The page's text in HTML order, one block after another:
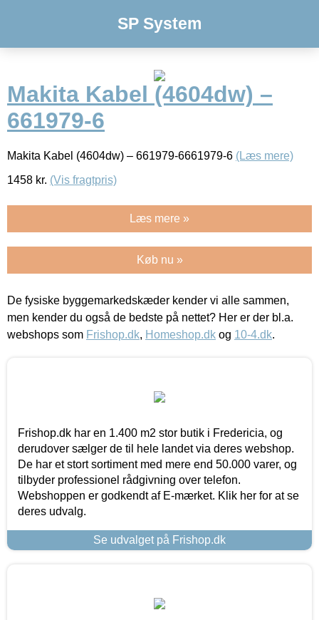
SP System
Makita Kabel (4604dw) –
661979-6
Makita Kabel (4604dw) – 661979-6661979-6 (Læs mere)
1458 kr. (Vis fragtpris)
Læs mere »
Køb nu »
De fysiske byggemarkedskæder kender vi alle sammen,
men kender du også de bedste på nettet? Her er der bl.a.
webshops som Frishop.dk, Homeshop.dk og 10-4.dk.
Frishop.dk har en 1.400 m2 stor butik i Fredericia, og
derudover sælger de til hele landet via deres webshop.
De har et stort sortiment med mere end 50.000 varer, og
tilbyder professionel rådgivning over telefon.
Webshoppen er godkendt af E-mærket. Klik her for at se
deres udvalg.
Se udvalget på Frishop.dk